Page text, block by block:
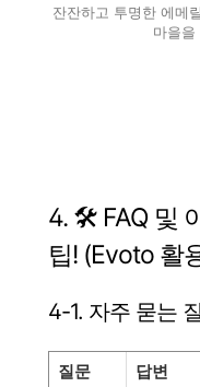
잔잔하고 투명한 에메
마을을
4. 🛠️ FAQ 및
팁! (Evoto 활
4-1. 자주 묻는
질문 답변